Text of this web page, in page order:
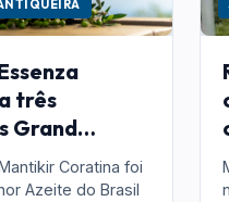
três
Grand
no
em Israel
Coratina foi
Azeite do Brasil